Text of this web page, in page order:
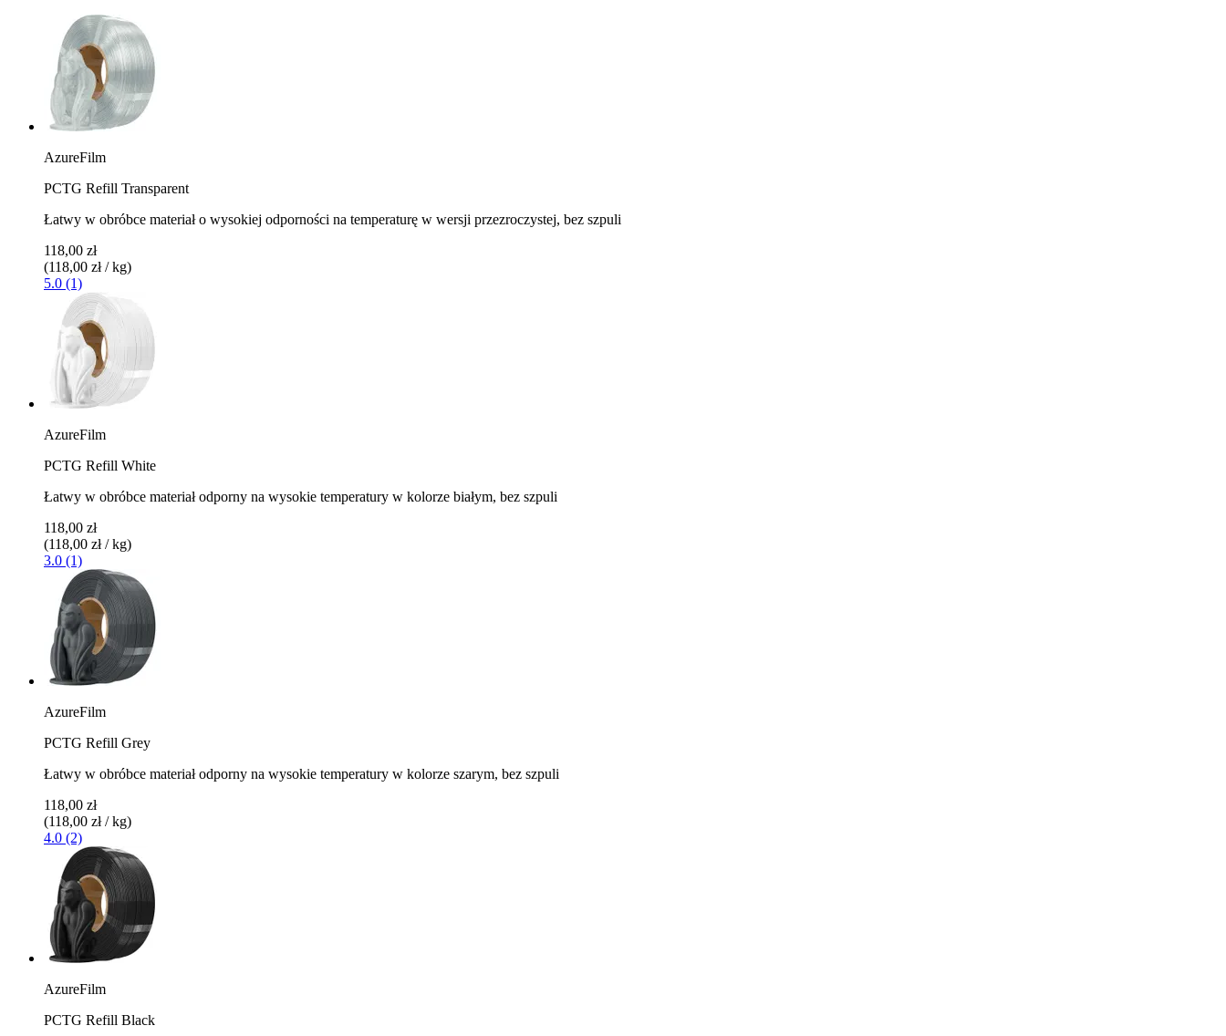
AzureFilm
PCTG Refill Transparent
Łatwy w obróbce materiał o wysokiej odporności na temperaturę w wersji przezroczystej, bez szpuli
118,00 zł
(118,00 zł / kg)
5.0 (1)
AzureFilm
PCTG Refill White
Łatwy w obróbce materiał odporny na wysokie temperatury w kolorze białym, bez szpuli
118,00 zł
(118,00 zł / kg)
3.0 (1)
AzureFilm
PCTG Refill Grey
Łatwy w obróbce materiał odporny na wysokie temperatury w kolorze szarym, bez szpuli
118,00 zł
(118,00 zł / kg)
4.0 (2)
AzureFilm
PCTG Refill Black